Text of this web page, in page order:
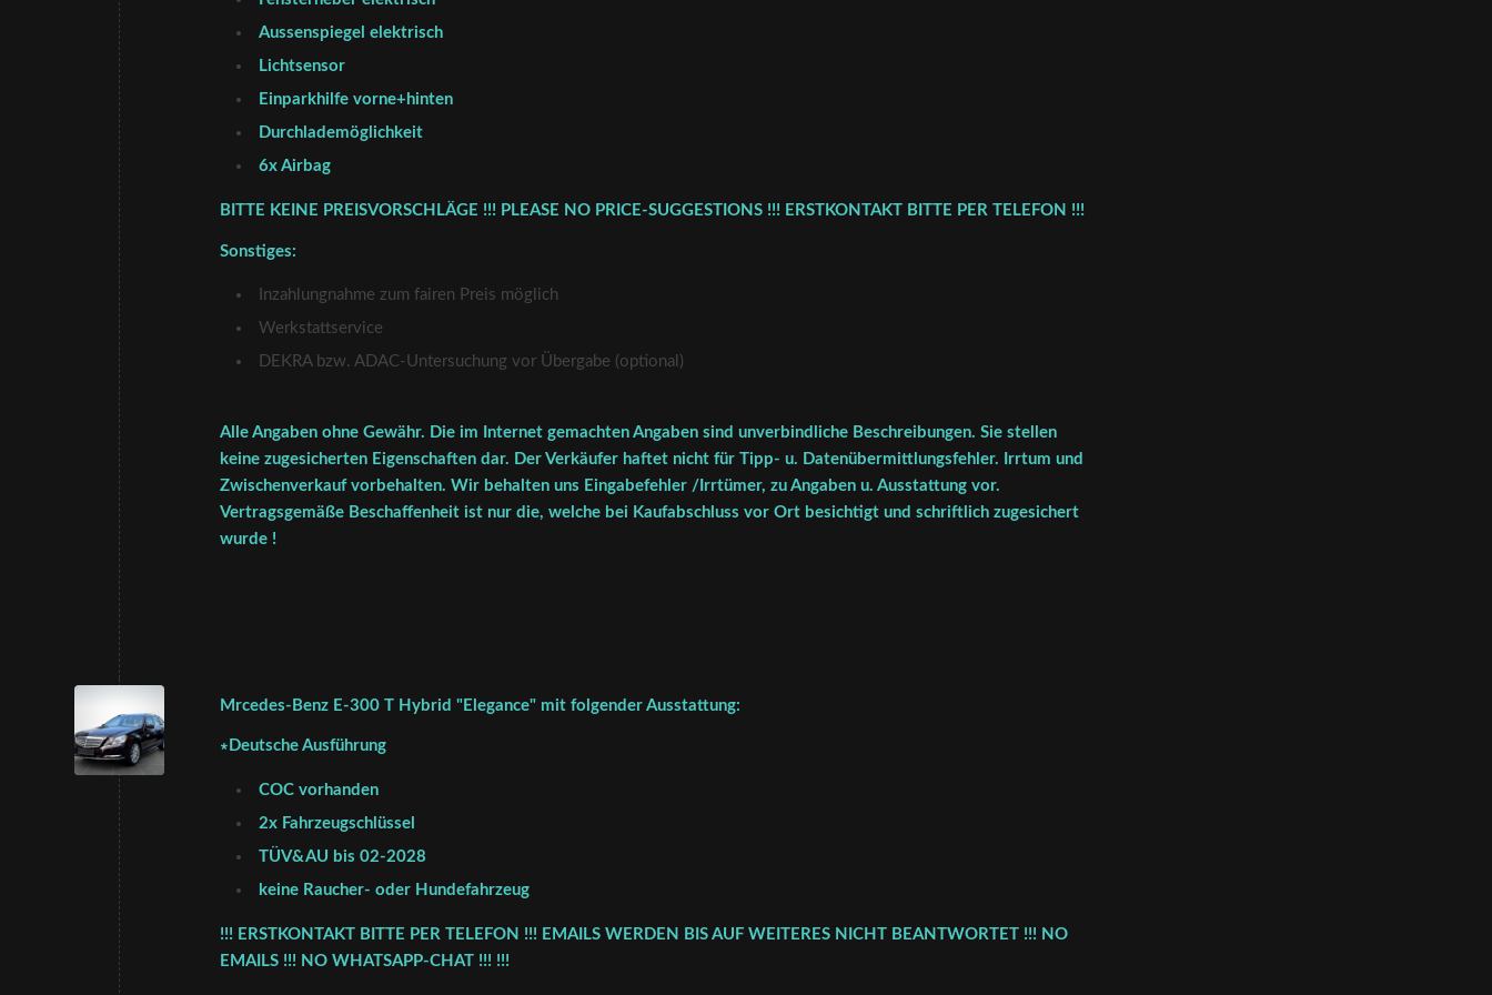
Aussenspiegel elektrisch
Lichtsensor
Einparkhilfe vorne+hinten
Durchlademöglichkeit
6x Airbag
BITTE KEINE PREISVORSCHLÄGE !!! PLEASE NO PRICE-SUGGESTIONS !!! ERSTKONTAKT BITTE PER TELEFON !!!
Sonstiges:
Inzahlungnahme zum fairen Preis möglich
Werkstattservice
DEKRA bzw. ADAC-Untersuchung vor Übergabe (optional)
Alle Angaben ohne Gewähr. Die im Internet gemachten Angaben sind unverbindliche Beschreibungen. Sie stellen
keine zugesicherten Eigenschaften dar. Der Verkäufer haftet nicht für Tipp- u. Datenübermittlungsfehler. Irrtum und
Zwischenverkauf vorbehalten. Wir behalten uns Eingabefehler /Irrtümer, zu Angaben u. Ausstattung vor.
Vertragsgemäße Beschaffenheit ist nur die, welche bei Kaufabschluss vor Ort besichtigt und schriftlich zugesichert
wurde !
Mrcedes-Benz E-300 T Hybrid "Elegance" mit folgender Ausstattung:
∗Deutsche Ausführung
COC vorhanden
2x Fahrzeugschlüssel
TÜV&AU bis 02-2028
keine Raucher- oder Hundefahrzeug
!!! ERSTKONTAKT BITTE PER TELEFON !!! EMAILS WERDEN BIS AUF WEITERES NICHT BEANTWORTET !!! NO
EMAILS !!! NO WHATSAPP-CHAT !!! !!!